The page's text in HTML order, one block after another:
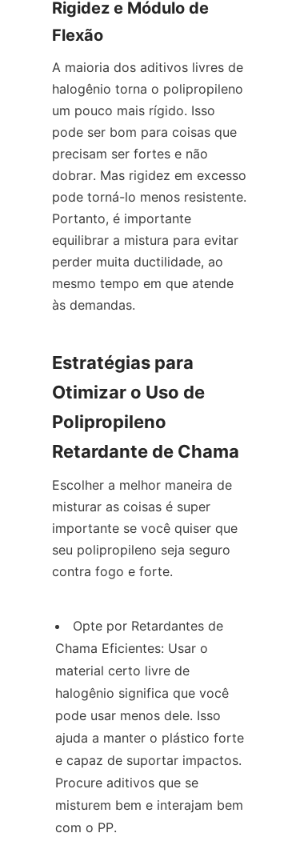
Rigidez e Módulo de
Flexão
A maioria dos aditivos livres de
halogênio torna o polipropileno
um pouco mais rígido. Isso
pode ser bom para coisas que
precisam ser fortes e não
dobrar. Mas rigidez em excesso
pode torná-lo menos resistente.
Portanto, é importante
equilibrar a mistura para evitar
perder muita ductilidade, ao
mesmo tempo em que atende
às demandas.
Estratégias para
Otimizar o Uso de
Polipropileno
Retardante de Chama
Escolher a melhor maneira de
misturar as coisas é super
importante se você quiser que
seu polipropileno seja seguro
contra fogo e forte.
Opte por Retardantes de
Chama Eficientes: Usar o
material certo livre de
halogênio significa que você
pode usar menos dele. Isso
ajuda a manter o plástico forte
e capaz de suportar impactos.
Procure aditivos que se
misturem bem e interajam bem
com o PP.